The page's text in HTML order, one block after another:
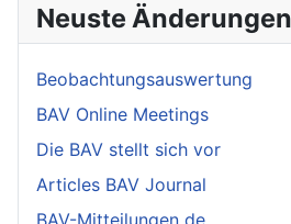
Neuste Änderungen
Beobachtungsauswertung
BAV Online Meetings
Die BAV stellt sich vor
Articles BAV Journal
BAV-Mitteilungen de